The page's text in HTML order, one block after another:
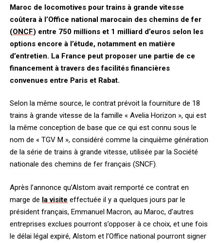
Maroc de locomotives pour trains à grande vitesse
coûtera à l’Office national marocain des chemins de fer
(ONCF) entre 750 millions et 1 milliard d’euros selon les
options encore à l’étude, notamment en matière
d’entretien. La France peut proposer une partie de ce
financement à travers des facilités financières
convenues entre Paris et Rabat.
Selon la même source, le contrat prévoit la fourniture de 18
trains à grande vitesse de la famille « Avelia Horizon », qui est
la même conception de base que ce qui est connu sous le
nom de « TGV M », considéré comme la cinquième génération
de la série de trains à grande vitesse, utilisée par la Société
nationale des chemins de fer français (SNCF).
Après l’annonce qu’Alstom avait remporté ce contrat en
marge de la visite effectuée il y a quelques jours par le
président français, Emmanuel Macron, au Maroc, d’autres
entreprises exclues pourront s’opposer à ce choix, et une fois
le délai légal expiré, Alstom et l’Office national pourront signer